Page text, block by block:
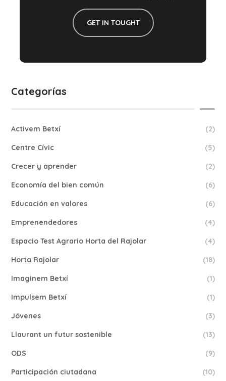
GET IN TOUGHT
Categorías
Activem Betxí (2)
Centre Cívic (5)
Crecer y aprender (2)
Economía del bien común (6)
Educación en valores (6)
Emprenendedores (4)
Espacio Test Agrario Horta del Rajolar (4)
Horta Rajolar (18)
Imaginem Betxí (1)
Impulsem Betxí (1)
Jóvenes (3)
Llaurant un futur sostenible (13)
ODS (9)
Participación ciutadana (10)